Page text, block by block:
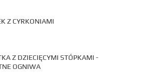
Z CYRKONIAMI
Z DZIECIĘCYMI STÓPKAMI -
OGNIWA